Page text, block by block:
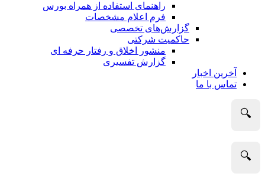
راهنمای استفاده از همراه بورس
فرم اعلام مشخصات
گزارش‌های تخصصی
حاکمیت شرکتی
منشور اخلاق و رفتار حرفه­ ای
گزارش تفسیری
آخرین اخبار
تماس با ما
🔍
🔍